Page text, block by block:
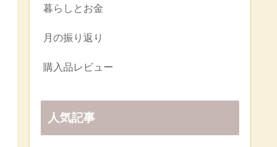
暮らしとお金
月の振り返り
購入品レビュー
人気記事